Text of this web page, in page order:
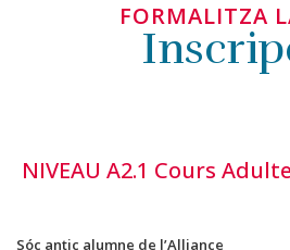
FORMALITZA
NIVEAU A2.1 Cours
Sóc antic alumne de l’Alliance